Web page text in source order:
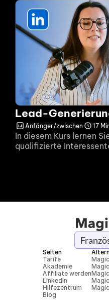
Lead-
Anfänger/zwischen 17
In diesem Kurs lernen
qualifizierte
Seiten
Tarife
Akademie
Affiliate werden
LinkedIn
Hilfezentrum
Blog